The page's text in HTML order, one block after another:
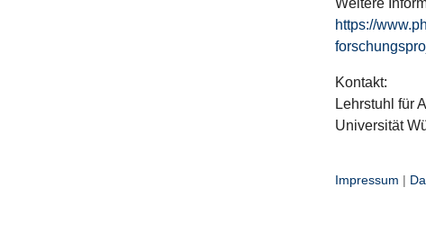
Weitere
https://
Kontakt:
Lehrstuhl für
Universität
Impressum |